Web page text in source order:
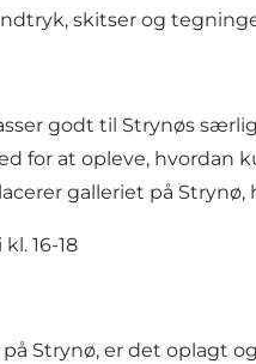
skitser og
godt til Strynøs
for at opleve, hvordan
galleriet på
16-18
Strynø, er det oplagt